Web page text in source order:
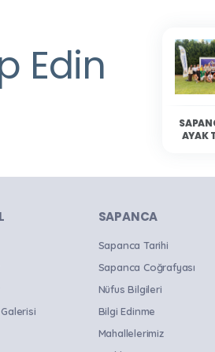
Edin
AYAK
SAPANCA
Sapanca Tarihi
Sapanca Coğrafyası
Nüfus Bilgileri
Bilgi Edinme
Mahallelerimiz